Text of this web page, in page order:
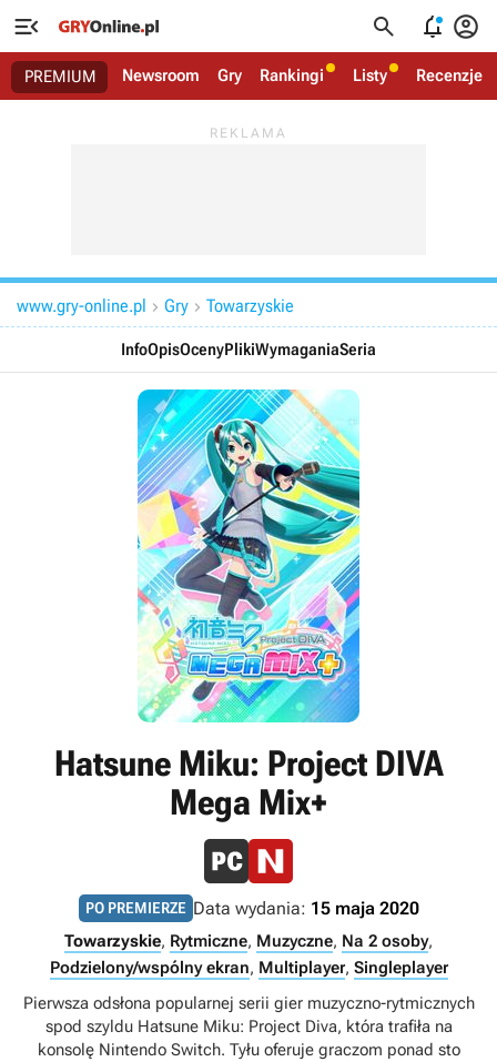
   
PREMIUM Newsroom Gry Rankingi Listy Recenzje
www.gry-online.pl  Gry  Towarzyskie
InfoOpisOcenyPlikiWymaganiaSeria
Hatsune Miku: Project DIVA
Mega Mix+
PO PREMIERZE Data wydania: 15 maja 2020
Towarzyskie, Rytmiczne, Muzyczne, Na 2 osoby,
Podzielony/wspólny ekran, Multiplayer, Singleplayer
Pierwsza odsłona popularnej serii gier muzyczno-rytmicznych
spod szyldu Hatsune Miku: Project Diva, która trafiła na
konsolę Nintendo Switch. Tyłu oferuje graczom ponad sto